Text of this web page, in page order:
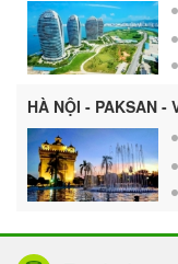
HÀ NỘI - PAKSAN -